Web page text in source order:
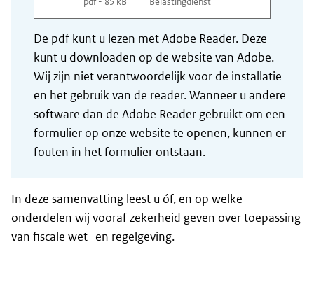
De pdf kunt u lezen met Adobe Reader. Deze
kunt u downloaden op de website van Adobe.
Wij zijn niet verantwoordelijk voor de installatie
en het gebruik van de reader. Wanneer u andere
software dan de Adobe Reader gebruikt om een
formulier op onze website te openen, kunnen er
fouten in het formulier ontstaan.
In deze samenvatting leest u óf, en op welke
onderdelen wij vooraf zekerheid geven over toepassing
van fiscale wet- en regelgeving.